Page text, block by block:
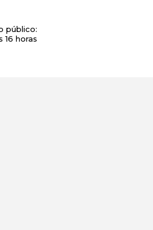
público:
16 horas